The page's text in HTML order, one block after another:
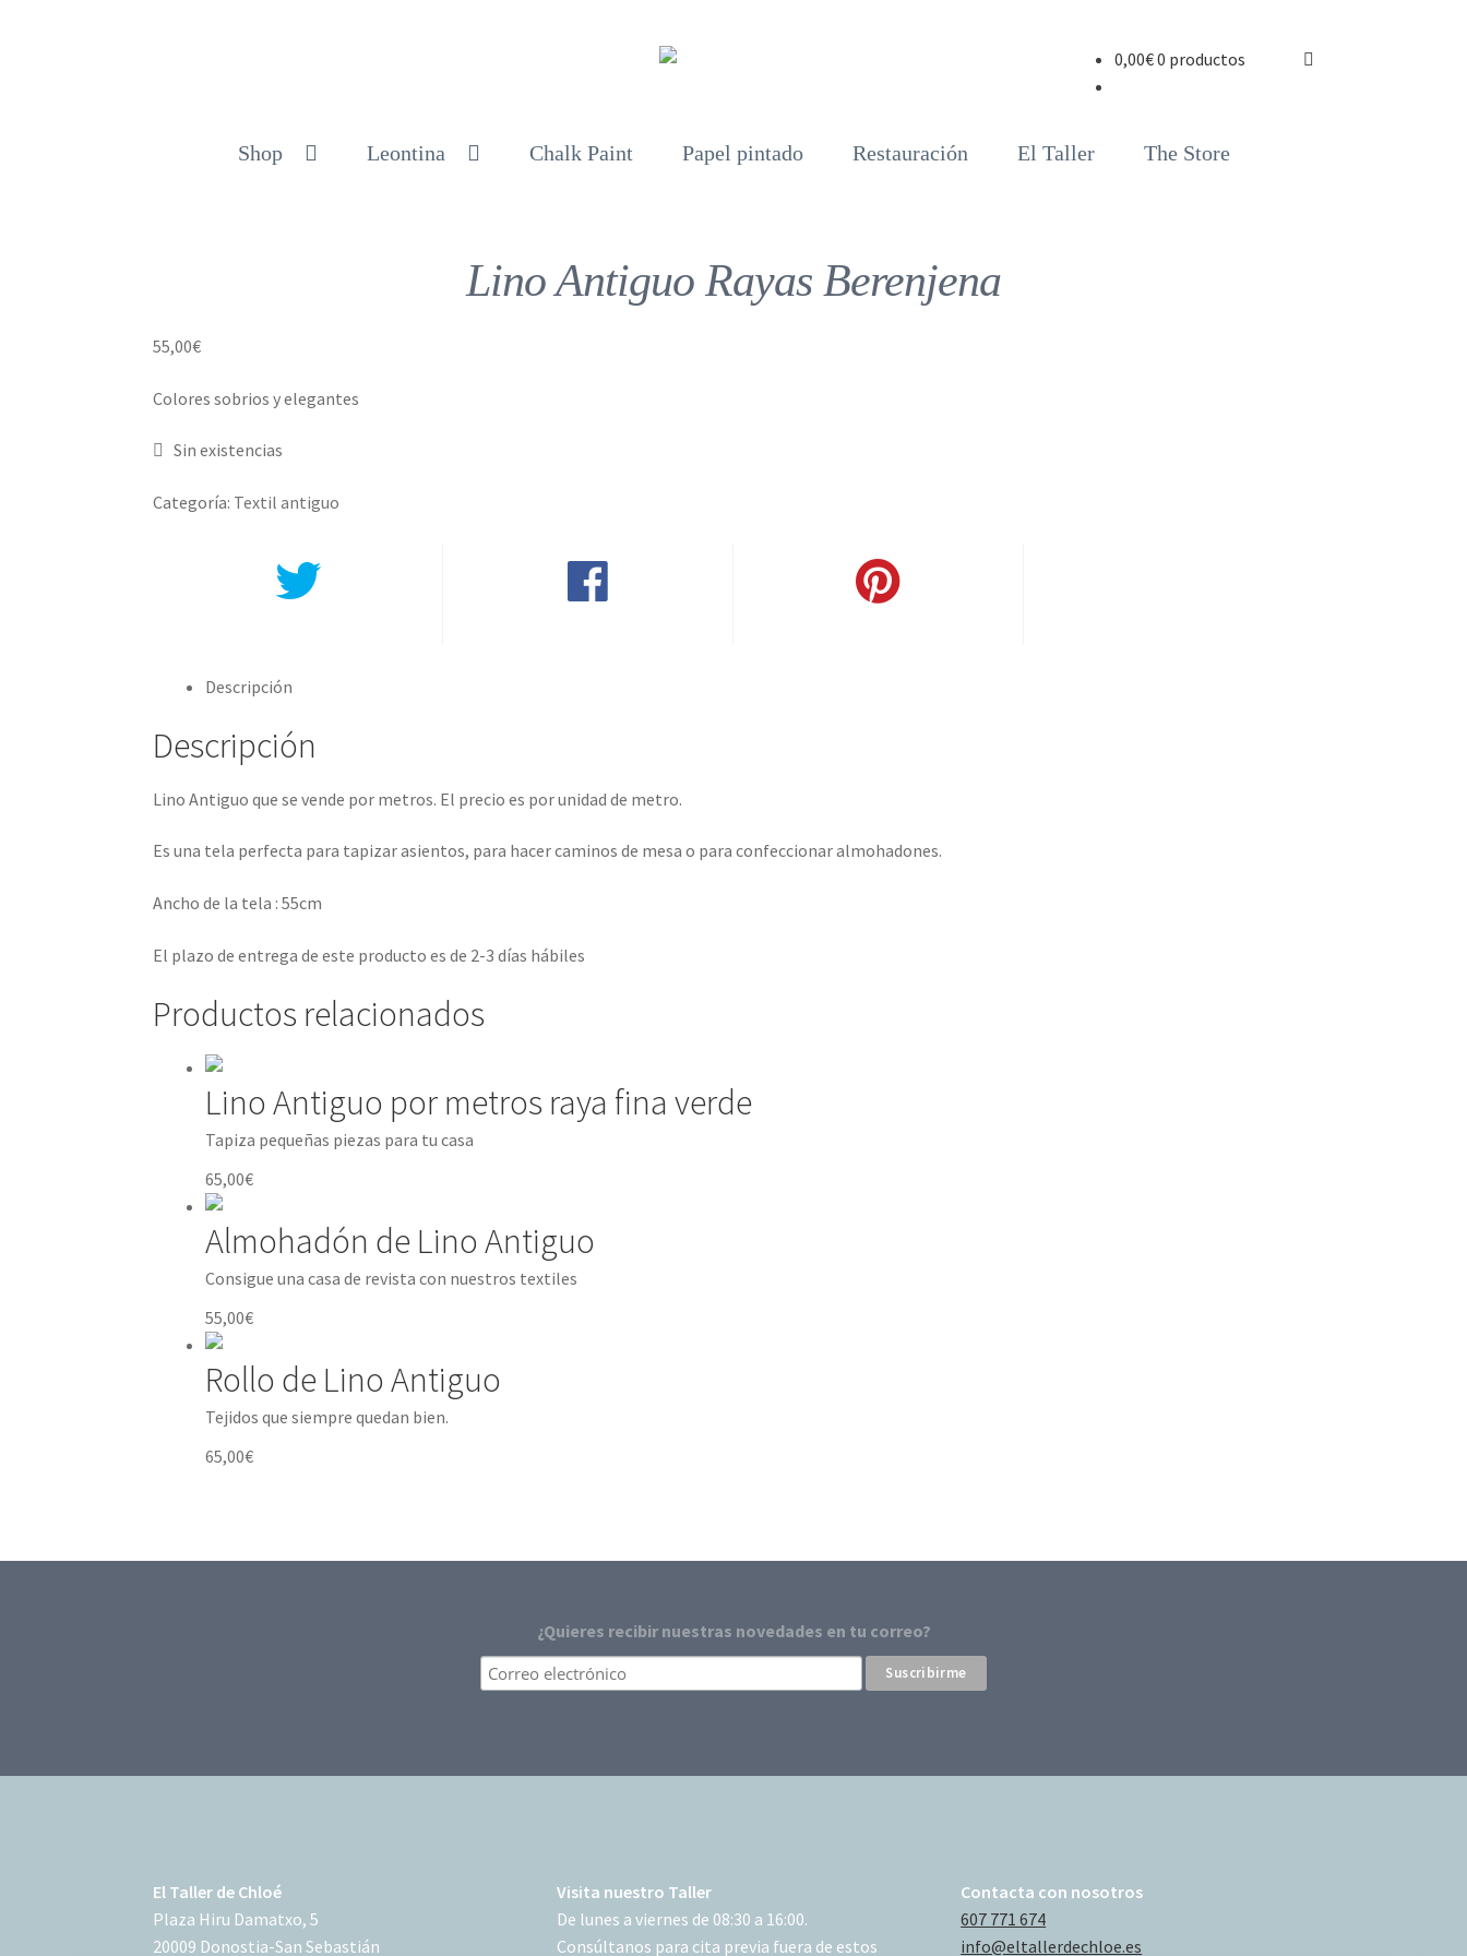
0,00€0 productos
Shop Leontina Chalk Paint Papel pintado Restauración El Taller The Store
Lino Antiguo Rayas Berenjena
55,00€
Colores sobrios y elegantes
Sin existencias
Categoría: Textil antiguo
Descripción
Descripción
Lino Antiguo que se vende por metros. El precio es por unidad de metro.
Es una tela perfecta para tapizar asientos, para hacer caminos de mesa o para confeccionar almohadones.
Ancho de la tela : 55cm
El plazo de entrega de este producto es de 2-3 días hábiles
Productos relacionados
Lino Antiguo por metros raya fina verde
Tapiza pequeñas piezas para tu casa
65,00€
Almohadón de Lino Antiguo
Consigue una casa de revista con nuestros textiles
55,00€
Rollo de Lino Antiguo
Tejidos que siempre quedan bien.
65,00€
¿Quieres recibir nuestras novedades en tu correo?
El Taller de Chloé
Plaza Hiru Damatxo, 5
20009 Donostia-San Sebastián
Visita nuestro Taller
De lunes a viernes de 08:30 a 16:00.
Consúltanos para cita previa fuera de estos
Contacta con nosotros
607 771 674
info@eltallerdechloe.es